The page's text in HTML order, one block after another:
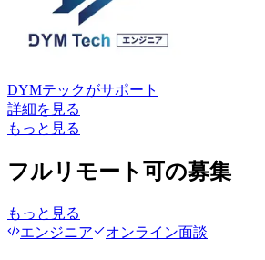
DYMテックがサポート
詳細を見る
もっと見る
フルリモート可の募集
もっと見る
エンジニア
オンライン面談